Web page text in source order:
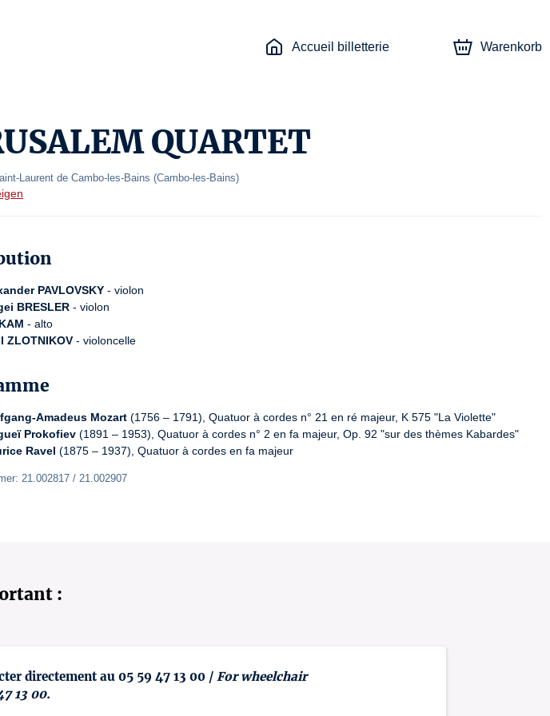
Accueil billetterie Warenkorb
QUARTET
Laurent de Cambo-les-Bains (Cambo-les-Bains)
PAVLOVSKY - violon
BRESLER - violon
- alto
ZLOTNIKOV - violoncelle
Amadeus Mozart (1756 – 1791), Quatuor à cordes n° 21 en ré majeur, K 575 "La Violette"
Prokofiev (1891 – 1953), Quatuor à cordes n° 2 en fa majeur, Op. 92 "sur des thèmes Kabardes"
Ravel (1875 – 1937), Quatuor à cordes en fa majeur
21.002817 / 21.002907
:
directement au 05 59 47 13 00 / For wheelchair
13 00.